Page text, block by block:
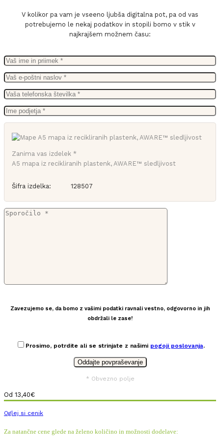
V kolikor pa vam je vseeno ljubša digitalna pot, pa od vas
potrebujemo le nekaj podatkov in stopili bomo v stik v
najkrajšem možnem času:
Zanima vas izdelek *
A5 mapa iz recikliranih plastenk, AWARE™ sledljivost
Šifra izdelka: 128507
Zavezujemo se, da bomo z vašimi podatki ravnali vestno, odgovorno in jih
obdržali le zase!
Prosimo, potrdite ali se strinjate z našimi pogoji poslovanja.
* Obvezno polje
Od 13,40€
Oglej si cenik
Za natančne cene glede na želeno količino in možnosti dodelave: